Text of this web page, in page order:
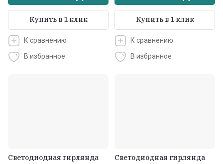
Купить в 1 клик
К сравнению
В избранное
Купить в 1 клик
К сравнению
В избранное
Светодиодная гирлянда
Светодиодная гирлянда